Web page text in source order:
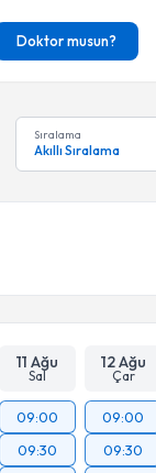
Doktor musun?
Sıralama
Akıllı Sıralama
11 Ağu
Sal
12 Ağu
Çar
09:00
09:30
09:00
09:30